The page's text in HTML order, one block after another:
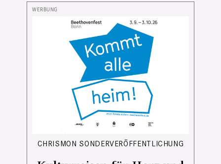
CHRISMON SONDERVERÖFFENTLICHUNG